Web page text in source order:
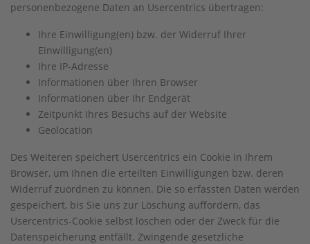
personenbezogene Daten an Usercentrics übertragen:
Ihre Einwilligung(en) bzw. der Widerruf Ihrer
Einwilligung(en)
Ihre IP-Adresse
Informationen über Ihren Browser
Informationen über Ihr Endgerät
Zeitpunkt Ihres Besuchs auf der Website
Geolocation
Des Weiteren speichert Usercentrics ein Cookie in Ihrem
Browser, um Ihnen die erteilten Einwilligungen bzw. deren
Widerruf zuordnen zu können. Die so erfassten Daten werden
gespeichert, bis Sie uns zur Löschung auffordern, das
Usercentrics-Cookie selbst löschen oder der Zweck für die
Datenspeicherung entfällt. Zwingende gesetzliche